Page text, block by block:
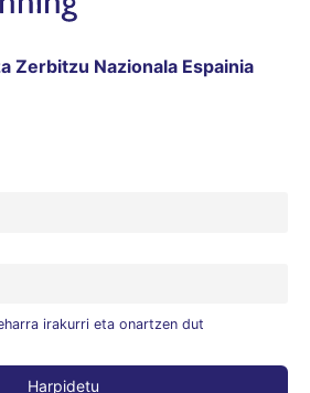
Zerbitzu Nazionala Espainia
irakurri eta onartzen dut